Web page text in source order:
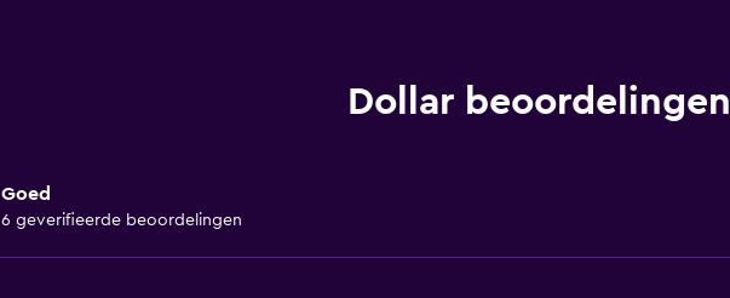
Dollar beoordelingen
Goed
6 geverifieerde beoordelingen